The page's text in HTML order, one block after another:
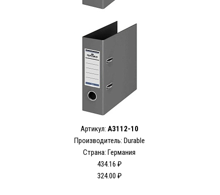
Артикул: A3112-10
Производитель: Durable
Страна: Германия
434.16 ₽
324.00 ₽